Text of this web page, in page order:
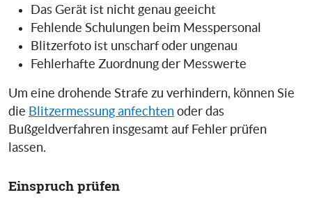
Das Gerät ist nicht genau geeicht
Fehlende Schulungen beim Messpersonal
Blitzerfoto ist unscharf oder ungenau
Fehlerhafte Zuordnung der Messwerte
Um eine drohende Strafe zu verhindern, können Sie
die Blitzermessung anfechten oder das
Bußgeldverfahren insgesamt auf Fehler prüfen
lassen.
Einspruch prüfen